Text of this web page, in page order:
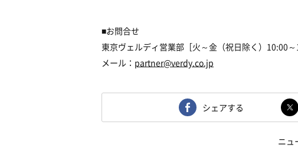
■お問合せ
東京ヴェルディ営業部 ［火～金（祝日除く）10:00～
メール： partner@verdy.co.jp
シェアする
ニュ